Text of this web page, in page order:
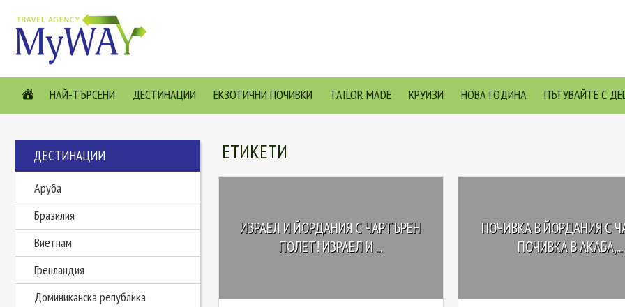
НАЙ-ТЪРСЕНИ ДЕСТИНАЦИИ ЕКЗОТИЧНИ ПОЧИВКИ TAILOR MADE КРУИЗИ НОВА ГОДИНА ПЪТУВАЙТЕ С
ДЕСТИНАЦИИ
Аруба
Бразилия
Виетнам
Гренландия
Доминиканска република
ЕТИКЕТИ
ИЗРАЕЛ И ЙОРДАНИЯ С ЧАРТЪРЕН
ПОЛЕТ! ИЗРАЕЛ И ...
ПОЧИВКА В ЙОРДАНИЯ С
ПОЧИВКА В АКАБА,...